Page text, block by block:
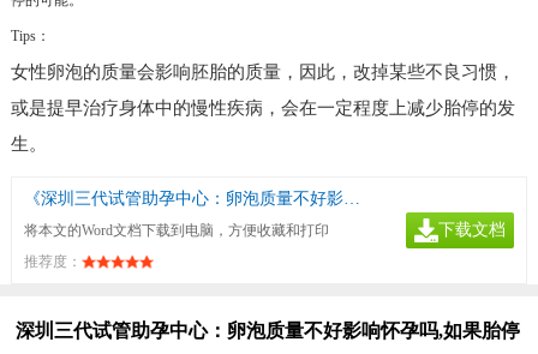
Tips：
女性卵泡的质量会影响胚胎的质量，因此，改掉某些不良习惯，
或是提早治疗身体中的慢性疾病，会在一定程度上减少胎停的发
生。
《深圳三代试管助孕中心：卵泡质量不好影响怀孕吗,如果胎停还有机会保吗》
将本文的Word文档下载到电脑，方便收藏和打印
推荐度：
下载文档
深圳三代试管助孕中心：卵泡质量不好影响怀孕吗,如果胎停